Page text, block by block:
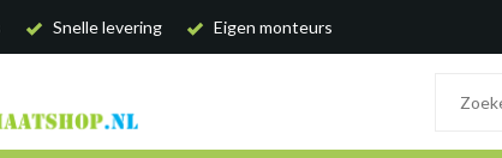
Snelle levering Eigen monteurs